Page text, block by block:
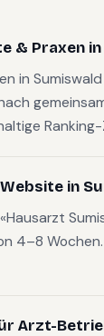
& Praxen
in
Ranking-
in
4–8
Arzt-